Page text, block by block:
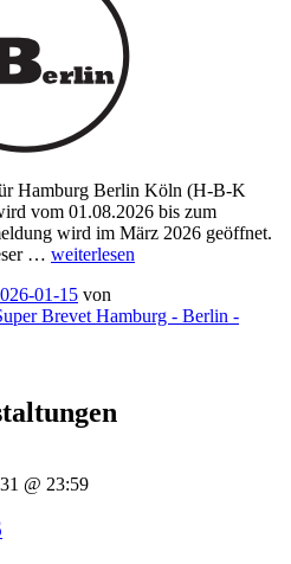
Hamburg Berlin Köln (H-B-K
vom 01.08.2026 bis zum
wird im März 2026 geöffnet.
… H-
K
2026
weiterlesen
01-15 von
Brevet Hamburg - Berlin -
@ 23:59